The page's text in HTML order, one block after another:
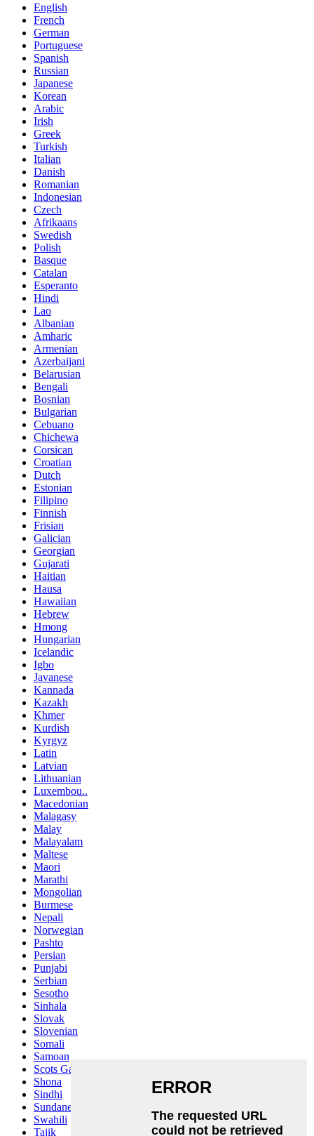
English
French
German
Portuguese
Spanish
Russian
Japanese
Korean
Arabic
Irish
Greek
Turkish
Italian
Danish
Romanian
Indonesian
Czech
Afrikaans
Swedish
Polish
Basque
Catalan
Esperanto
Hindi
Lao
Albanian
Amharic
Armenian
Azerbaijani
Belarusian
Bengali
Bosnian
Bulgarian
Cebuano
Chichewa
Corsican
Croatian
Dutch
Estonian
Filipino
Finnish
Frisian
Galician
Georgian
Gujarati
Haitian
Hausa
Hawaiian
Hebrew
Hmong
Hungarian
Icelandic
Igbo
Javanese
Kannada
Kazakh
Khmer
Kurdish
Kyrgyz
Latin
Latvian
Lithuanian
Luxembou..
Macedonian
Malagasy
Malay
Malayalam
Maltese
Maori
Marathi
Mongolian
Burmese
Nepali
Norwegian
Pashto
Persian
Punjabi
Serbian
Sesotho
Sinhala
Slovak
Slovenian
Somali
Samoan
Scots Gaelic
Shona
Sindhi
Sundanese
Swahili
Tajik